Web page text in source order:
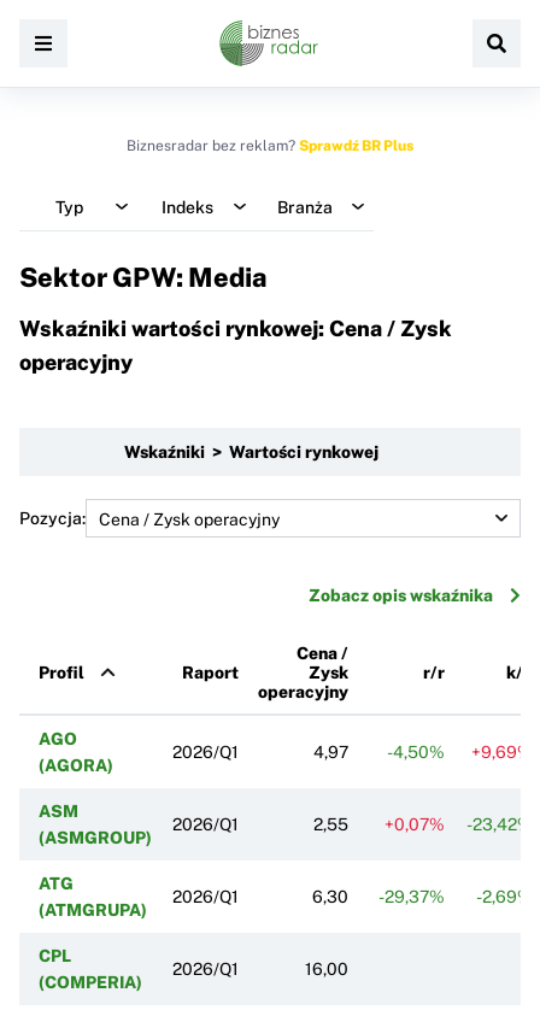
Biznesradar bez reklam? Sprawdź BR Plus
Typ Indeks Branża
Sektor GPW: Media
Wskaźniki wartości rynkowej: Cena / Zysk
operacyjny
Wskaźniki > Wartości rynkowej
Pozycja:
Zobacz opis wskaźnika
Profil Raport
Cena /
Zysk
operacyjny
r/r k/k
AGO
(AGORA)
2026/Q1 4,97 -4,50% +9,69%
ASM
(ASMGROUP)
2026/Q1 2,55 +0,07% -23,42%
ATG
(ATMGRUPA)
2026/Q1 6,30 -29,37% -2,69%
CPL
(COMPERIA)
2026/Q1 16,00